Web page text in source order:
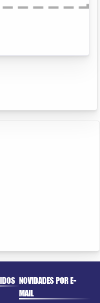
NOVIDADES POR E-
MAIL